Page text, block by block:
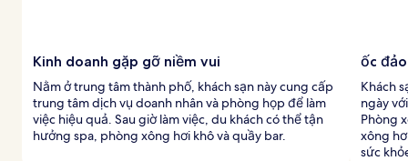
Kinh doanh gặp gỡ niềm vui
Nằm ở trung tâm thành phố, khách sạn này cung cấp
trung tâm dịch vụ doanh nhân và phòng họp để làm
việc hiệu quả. Sau giờ làm việc, du khách có thể tận
hưởng spa, phòng xông hơi khô và quầy bar.
ốc
Khách
ngày
Phòng
xông
sức